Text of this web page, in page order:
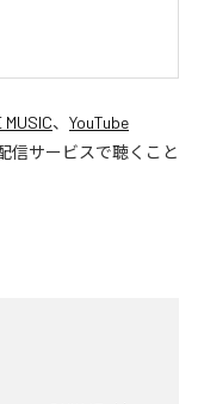
MUSIC、 YouTube
信サービスで聴くこと